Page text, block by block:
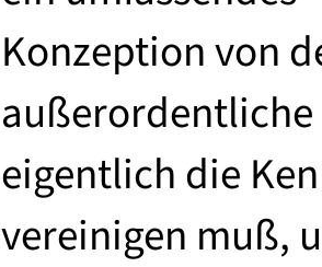
Konzeption von
außerordentliche
eigentlich die
vereinigen muß,